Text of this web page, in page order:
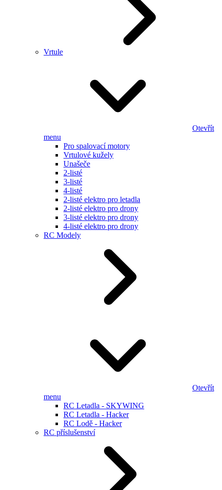
Vrtule
Otevřít
menu
Pro spalovací motory
Vrtulové kužely
Unašeče
2-listé
3-listé
4-listé
2-listé elektro pro letadla
2-listé elektro pro drony
3-listé elektro pro drony
4-listé elektro pro drony
RC Modely
Otevřít
menu
RC Letadla - SKYWING
RC Letadla - Hacker
RC Lodě - Hacker
RC příslušenství